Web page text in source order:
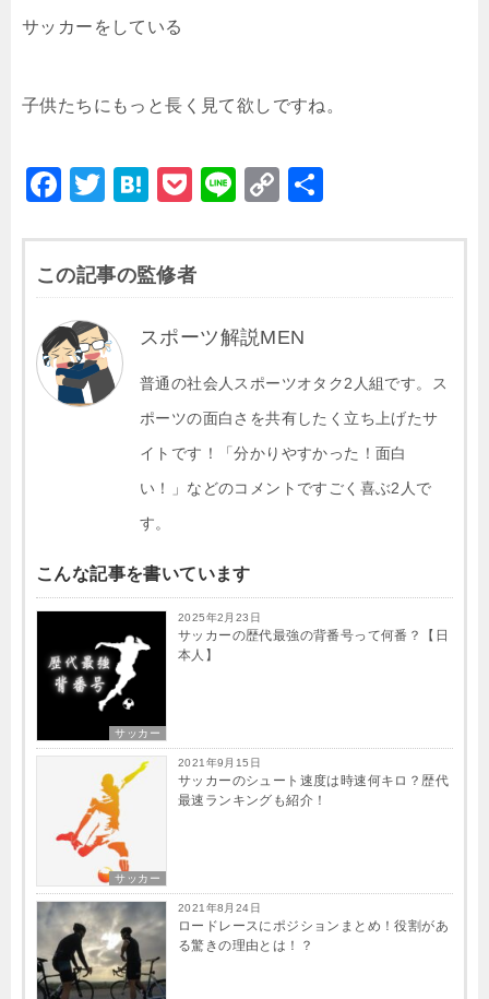
サッカーをしている
子供たちにもっと長く見て欲しですね。
F
c
e
b
o
o
T
tt
er
H
e
n
a
P
c
k
et
Li
e
C
p
y
Li
k
この記事の監修者
スポーツ解説MEN
普通の社会人スポーツオタク2人組です。ス
ポーツの面白さを共有したく立ち上げたサ
イトです！「分かりやすかった！面白
い！」などのコメントですごく喜ぶ2人で
す。
こんな記事を書いています
サッカー
2025年2月23日
サッカーの歴代最強の背番号って何番？【日
本人】
サッカー
2021年9月15日
サッカーのシュート速度は時速何キロ？歴代
最速ランキングも紹介！
2021年8月24日
ロードレースにポジションまとめ！役割があ
る驚きの理由とは！？